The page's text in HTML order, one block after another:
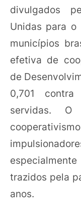
divulgados
Unidas para o
municípios
efetiva de
de
0,701
servidas.
trazidos pela
anos.